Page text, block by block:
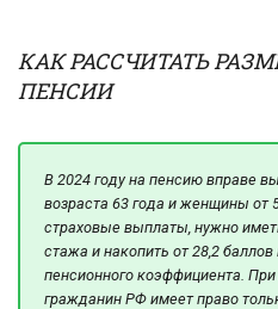
КАК РАССЧИТАТЬ
ПЕНСИИ
В 2024 году на пенсию вправе
возраста 63 года и женщины от
страховые выплаты, нужно
стажа и накопить от 28,2
пенсионного коэффициента.
гражданин РФ имеет право